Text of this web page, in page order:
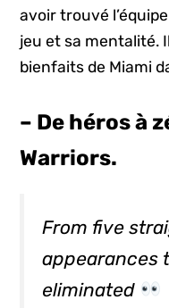
avoir trouvé
jeu et sa mentalité.
bienfaits de Miami
– De héros à
Warriors.
From five
appearances
eliminated